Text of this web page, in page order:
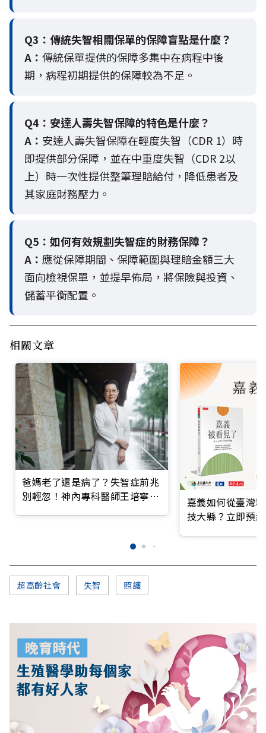
Q3： 傳統失智相關保單的保障盲點是什麼？
A： 傳統保單提供的保障多集中在病程中後
期，病程初期提供的保障較為不足。
Q4： 安達人壽失智保障的特色是什麼？
A： 安達人壽失智保障在輕度失智（CDR 1）時
即提供部分保障，並在中重度失智（CDR 2以
上）時一次性提供整筆理賠給付，降低患者及
其家庭財務壓力。
Q5： 如何有效規劃失智症的財務保障？
A： 應從保障期間、保障範圍與理賠金額三大
面向檢視保單，並提早佈局，將保險與投資、
儲蓄平衡配置。
相關文章
爸媽老了還是病了？失智症前兆
別輕忽！神內專科醫師王培寧呼
嘉義如何從臺灣
技大縣？立即預
超高齡社會 失智 照護